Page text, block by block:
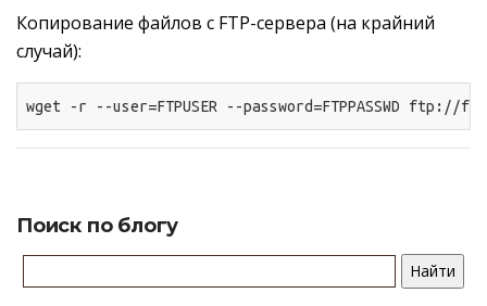
Копирование файлов с FTP-сервера (на крайний
случай):
wget -r --user=FTPUSER --password=FTPPASSWD ftp://
Поиск по блогу